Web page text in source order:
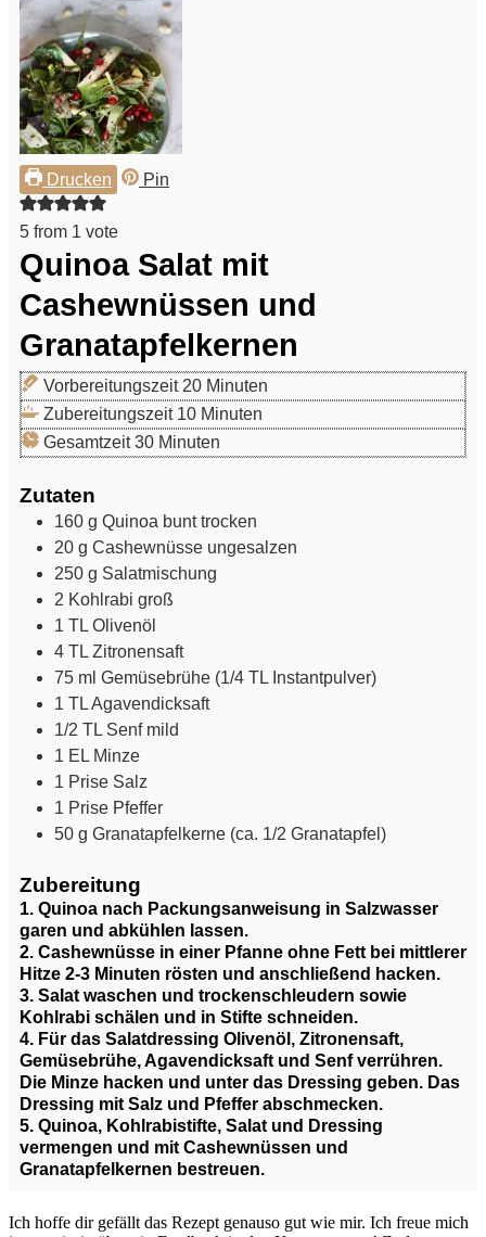
Drucken Pin
5 from 1 vote
Quinoa Salat mit
Cashewnüssen und
Granatapfelkernen
Vorbereitungszeit 20Minuten
Minuten
Zubereitungszeit 10Minuten
Minuten
Gesamtzeit30Minuten
Minuten
Zutaten
160 g Quinoa bunt trocken
20 g Cashewnüsse ungesalzen
250 g Salatmischung
2 Kohlrabi groß
1 TL Olivenöl
4 TL Zitronensaft
75 ml Gemüsebrühe (1/4 TL Instantpulver)
1 TLAgavendicksaft
1/2 TL Senf mild
1 EL Minze
1 Prise Salz
1 Prise Pfeffer
50 g Granatapfelkerne (ca. 1/2 Granatapfel)
Zubereitung
1. Quinoa nach Packungsanweisung in Salzwasser
garen und abkühlen lassen.
2. Cashewnüsse in einer Pfanne ohne Fett bei mittlerer
Hitze 2-3 Minuten rösten und anschließend hacken.
3. Salat waschen und trockenschleudern sowie
Kohlrabi schälen und in Stifte schneiden.
4. Für das Salatdressing Olivenöl, Zitronensaft,
Gemüsebrühe, Agavendicksaft und Senf verrühren.
Die Minze hacken und unter das Dressing geben. Das
Dressing mit Salz und Pfeffer abschmecken.
5. Quinoa, Kohlrabistifte, Salat und Dressing
vermengen und mit Cashewnüssen und
Granatapfelkernen bestreuen.
Ich hoffe dir gefällt das Rezept genauso gut wie mir. Ich freue mich